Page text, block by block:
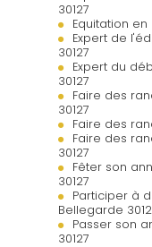
30127
Equitation
Expert de
30127
Expert du
30127
Faire des
30127
Faire des
Faire des
30127
Fêter son
30127
Participer à
Bellegarde
Passer son
30127